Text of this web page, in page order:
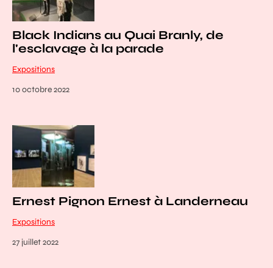
Black Indians au Quai Branly, de
l'esclavage à la parade
Expositions
10 octobre 2022
Ernest Pignon Ernest à Landerneau
Expositions
27 juillet 2022